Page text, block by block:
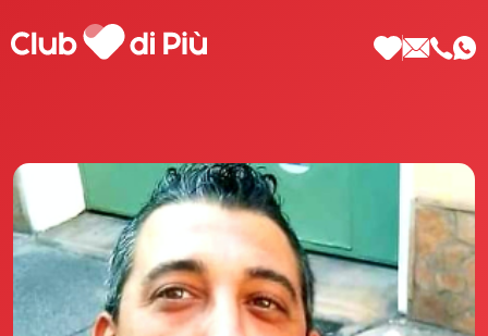
Scopri Club di Più
Le testimonianze Club di Più
La fondatrice Valeria Pilla